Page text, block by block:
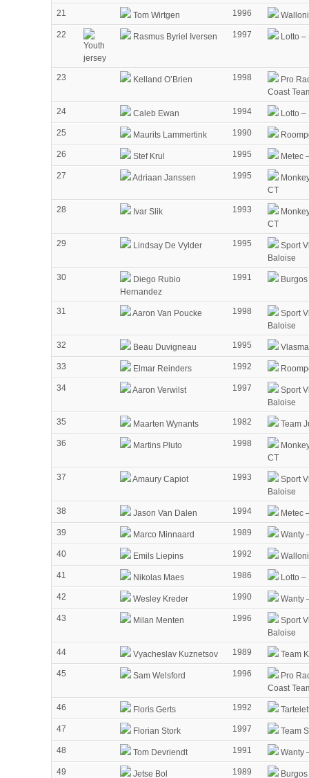
21
Tom Wirtgen 1996
22
Rasmus Byriel Iversen 1997 Lotto
23 Kelland O’Brien 1998
Pro
Coast
24
Caleb Ewan 1994
Lotto
25
Maurits Lammertink 1990
26
Stef Krul 1995
Metec
27
Adriaan Janssen 1995
CT
28
Ivar Slik 1993
CT
29
Lindsay De Vylder 1995
Sport
Baloise
30
Diego Rubio
Hernandez
1991
31 Aaron Van Poucke 1998
Sport
Baloise
32
Beau Duvigneau 1995
33
Elmar Reinders 1992
34
Aaron Verwilst 1997
Sport
Baloise
35
Maarten Wynants 1982
Team
36
Martins Pluto 1998
CT
37
Amaury Capiot 1993
Sport
Baloise
38
Jason Van Dalen 1994
Metec
39
Marco Minnaard 1989
Wanty
40
Emils Liepins 1992
41
Nikolas Maes 1986
Lotto
42
Wesley Kreder 1990
Wanty
43
Milan Menten 1996
Sport
Baloise
44
Vyacheslav Kuznetsov 1989
Team
45
Sam Welsford 1996
Pro
Coast
46
Floris Gerts 1992
47
Florian Stork 1997
Team
48
Tom Devriendt 1991
Wanty
49
Jetse Bol 1989